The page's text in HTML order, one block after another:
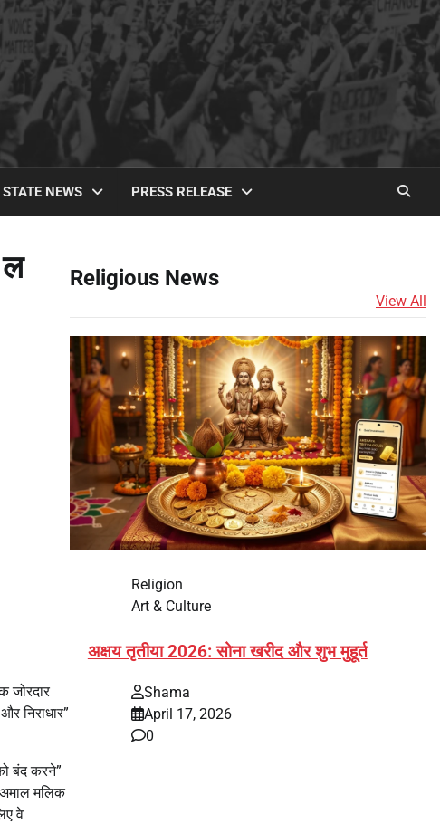
STATE NEWS PRESS RELEASE
ल
जोरदार
निराधार”
बंद करने”
अमाल मलिक
वे
Religious News
View All
Religion
Art & Culture
अक्षय तृतीया 2026: सोना खरीद और शुभ मुहूर्त
Shama
April 17, 2026
0